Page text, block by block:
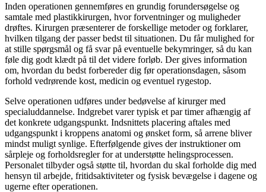
Inden operationen gennemføres en grundig forundersøgelse og
samtale med plastikkirurgen, hvor forventninger og muligheder
drøftes. Kirurgen præsenterer de forskellige metoder og forklarer,
hvilken tilgang der passer bedst til situationen. Du får mulighed for
at stille spørgsmål og få svar på eventuelle bekymringer, så du kan
føle dig godt klædt på til det videre forløb. Der gives information
om, hvordan du bedst forbereder dig før operationsdagen, såsom
forhold vedrørende kost, medicin og eventuel rygestop.
Selve operationen udføres under bedøvelse af kirurger med
specialuddannelse. Indgrebet varer typisk et par timer afhængig af
det konkrete udgangspunkt. Indsnittets placering aftales med
udgangspunkt i kroppens anatomi og ønsket form, så arrene bliver
mindst muligt synlige. Efterfølgende gives der instruktioner om
sårpleje og forholdsregler for at understøtte helingsprocessen.
Personalet tilbyder også støtte til, hvordan du skal forholde dig med
hensyn til arbejde, fritidsaktiviteter og fysisk bevægelse i dagene og
ugerne efter operationen.